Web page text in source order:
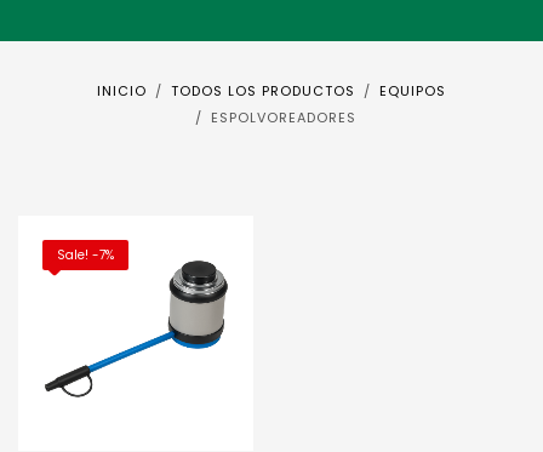
INICIO TODOS LOS PRODUCTOS
EQUIPOS
ESPOLVOREADORES
Sale! -7%